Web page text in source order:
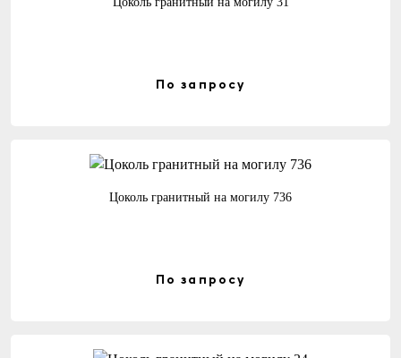
По запросу
Цоколь гранитный на могилу 736
По запросу